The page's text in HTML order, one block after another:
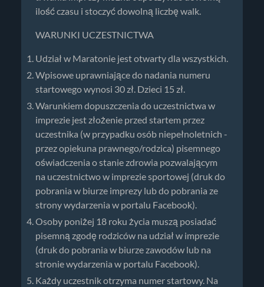
ilość czasu i stoczyć dowolną liczbę walk.
WARUNKI UCZESTNICTWA
Udział w Maratonie jest otwarty dla wszystkich.
Wpisowe uprawniające do nadania numeru
startowego wynosi 30 zł. Dzieci 15 zł.
Warunkiem dopuszczenia do uczestnictwa w
imprezie jest złożenie przed startem przez
uczestnika (w przypadku osób niepełnoletnich -
przez opiekuna prawnego/rodzica) pisemnego
oświadczenia o stanie zdrowia pozwalającym
na uczestnictwo w imprezie sportowej (druk do
pobrania w biurze imprezy lub do pobrania ze
strony wydarzenia w portalu Facebook).
Osoby poniżej 18 roku życia muszą posiadać
pisemną zgodę rodziców na udział w imprezie
(druk do pobrania w biurze zawodów lub na
stronie wydarzenia w portalu Facebook).
Każdy uczestnik otrzyma numer startowy. Na